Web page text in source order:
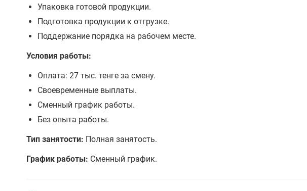
Упаковка готовой продукции.
Подготовка продукции к отгрузке.
Поддержание порядка на рабочем месте.
Условия работы:
Оплата: 27 тыс. тенге за смену.
Своевременные выплаты.
Сменный график работы.
Без опыта работы.
Тип занятости: Полная занятость.
График работы: Сменный график.